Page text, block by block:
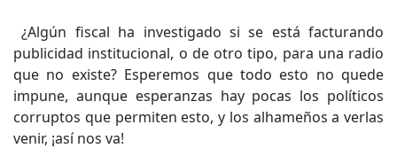
¿Algún fiscal ha investigado si se está facturando
publicidad institucional, o de otro tipo, para una radio
que no existe? Esperemos que todo esto no quede
impune, aunque esperanzas hay pocas los políticos
corruptos que permiten esto, y los alhameños a verlas
venir, ¡así nos va!